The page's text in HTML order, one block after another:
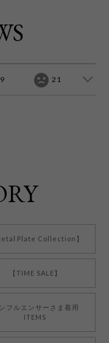
21
Plate Collection】
【TIME SALE】
フルエンサーさま着用
ITEMS